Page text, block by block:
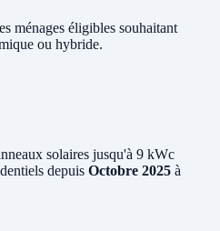
ménages éligibles souhaitant
ou hybride.
solaires jusqu'à 9 kWc
depuis Octobre 2025 à